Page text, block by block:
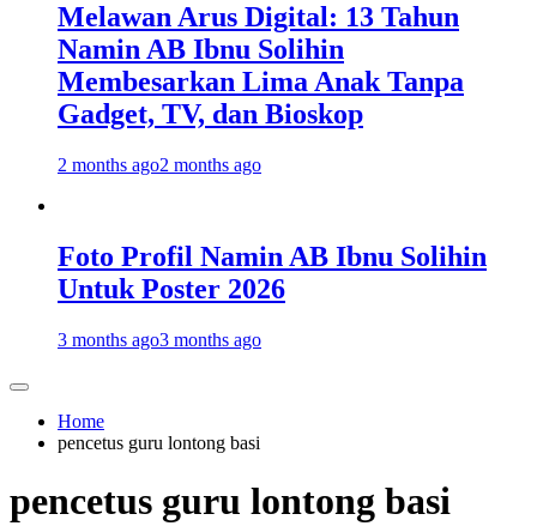
Melawan Arus Digital: 13 Tahun
Namin AB Ibnu Solihin
Membesarkan Lima Anak Tanpa
Gadget, TV, dan Bioskop
2 months ago2 months ago
Foto Profil Namin AB Ibnu Solihin
Untuk Poster 2026
3 months ago3 months ago
Home
pencetus guru lontong basi
pencetus guru lontong basi